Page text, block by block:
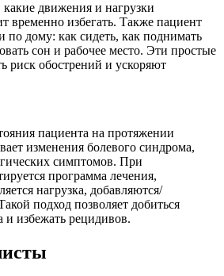
какие движения и нагрузки
временно избегать. Также пациент
по дому: как сидеть, как поднимать
сон и рабочее место. Эти простые
риск обострений и ускоряют
пациента на протяжении
изменения болевого синдрома,
симптомов. При
программа лечения,
нагрузка, добавляются/
подход позволяет добиться
и избежать рецидивов.